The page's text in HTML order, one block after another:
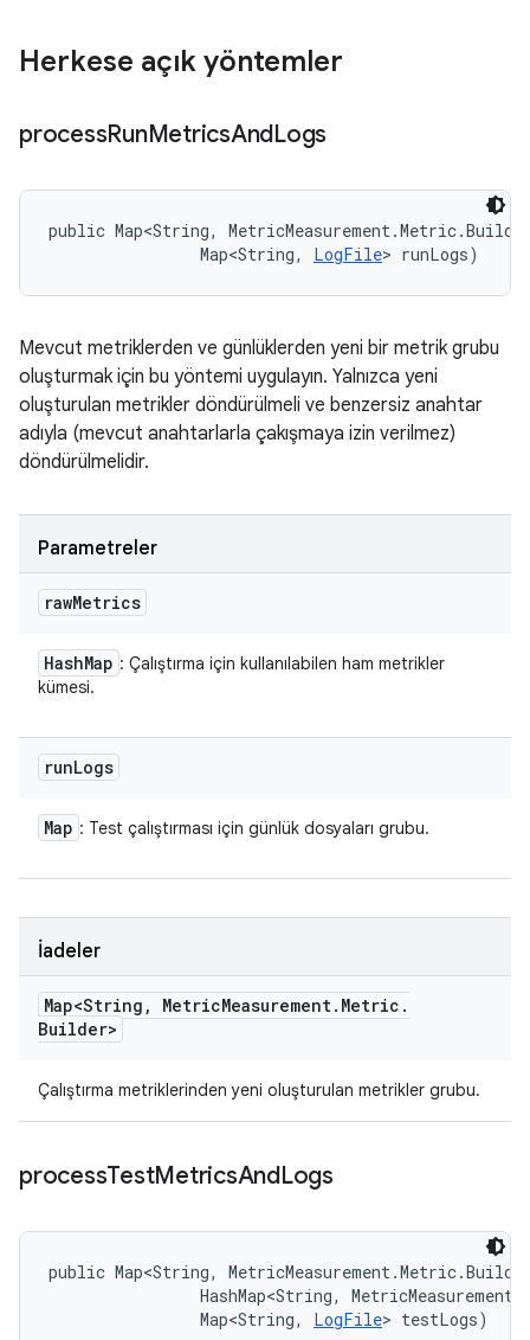
Herkese açık yöntemler
processRunMetricsAndLogs
public Map<String,
                Map<String,
LogFile> runLogs)
Mevcut metriklerden ve günlüklerden yeni bir metrik grubu
oluşturmak için bu yöntemi uygulayın. Yalnızca yeni
oluşturulan metrikler döndürülmeli ve benzersiz anahtar
adıyla (mevcut anahtarlarla çakışmaya izin verilmez)
döndürülmelidir.
Parametreler
rawMetrics
HashMap : Çalıştırma için kullanılabilen ham metrikler
kümesi.
runLogs
Map : Test çalıştırması için günlük dosyaları grubu.
İadeler
Map<String , MetricMeasurement. Metric .
Builder>
Çalıştırma metriklerinden yeni oluşturulan metrikler grubu.
processTestMetricsAndLogs
public Map<String,
HashMap<String,
                Map<String,
LogFile> testLogs)